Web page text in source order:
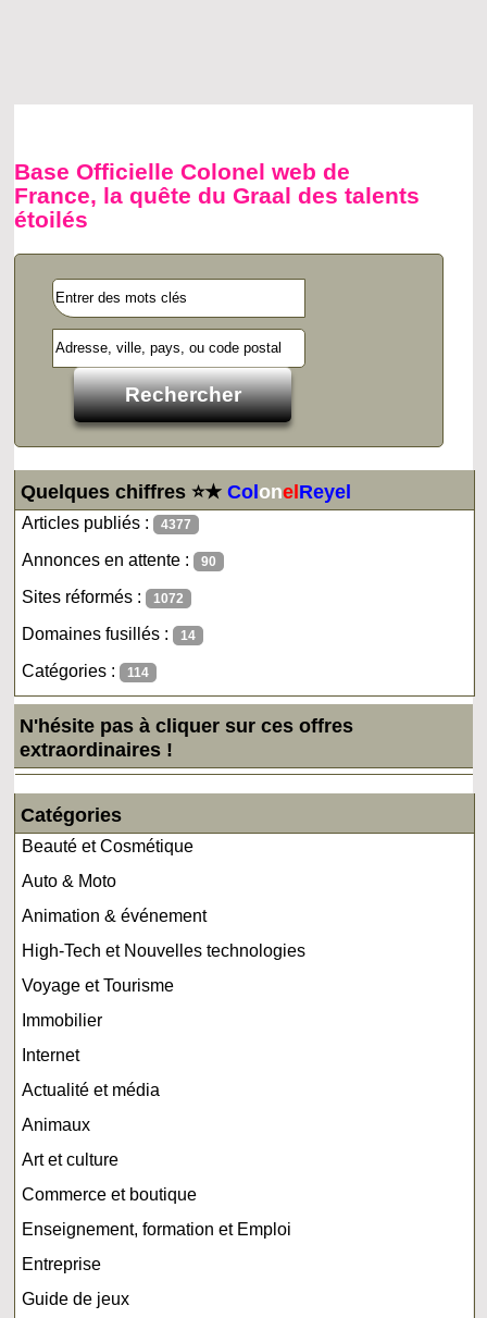
Base Officielle Colonel web de
France, la quête du Graal des talents
étoilés
Quelques chiffres ⭐★ColonelReyel
Articles publiés : 4377
Annonces en attente : 90
Sites réformés : 1072
Domaines fusillés : 14
Catégories : 114
N'hésite pas à cliquer sur ces offres
extraordinaires !
Catégories
Beauté et Cosmétique
Auto & Moto
Animation & événement
High-Tech et Nouvelles technologies
Voyage et Tourisme
Immobilier
Internet
Actualité et média
Animaux
Art et culture
Commerce et boutique
Enseignement, formation et Emploi
Entreprise
Guide de jeux